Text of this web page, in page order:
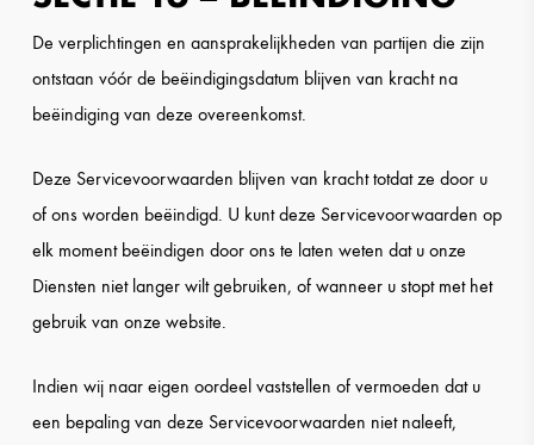
De verplichtingen en aansprakelijkheden van partijen die zijn
ontstaan vóór de beëindigingsdatum blijven van kracht na
beëindiging van deze overeenkomst.
Deze Servicevoorwaarden blijven van kracht totdat ze door u
of ons worden beëindigd. U kunt deze Servicevoorwaarden op
elk moment beëindigen door ons te laten weten dat u onze
Diensten niet langer wilt gebruiken, of wanneer u stopt met het
gebruik van onze website.
Indien wij naar eigen oordeel vaststellen of vermoeden dat u
een bepaling van deze Servicevoorwaarden niet naleeft,